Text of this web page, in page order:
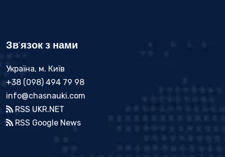
Зв'язок з нами
Україна, м. Київ
+38 (098) 494 79 98
info@chasnauki.com
RSS UKR.NET
RSS Google News